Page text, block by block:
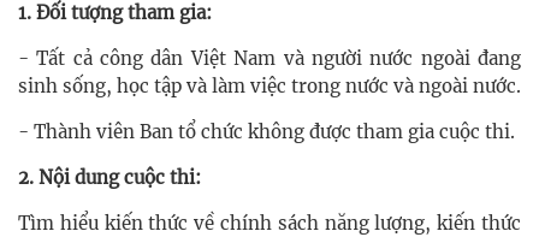
1. Đối tượng tham gia:
- Tất cả công dân Việt Nam và người nước ngoài đang
sinh sống, học tập và làm việc trong nước và ngoài nước.
- Thành viên Ban tổ chức không được tham gia cuộc thi.
2. Nội dung cuộc thi:
Tìm hiểu kiến thức về chính sách năng lượng, kiến thức